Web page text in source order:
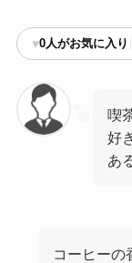
♥0人がお気に入り
喫
好
あ
コーヒーの